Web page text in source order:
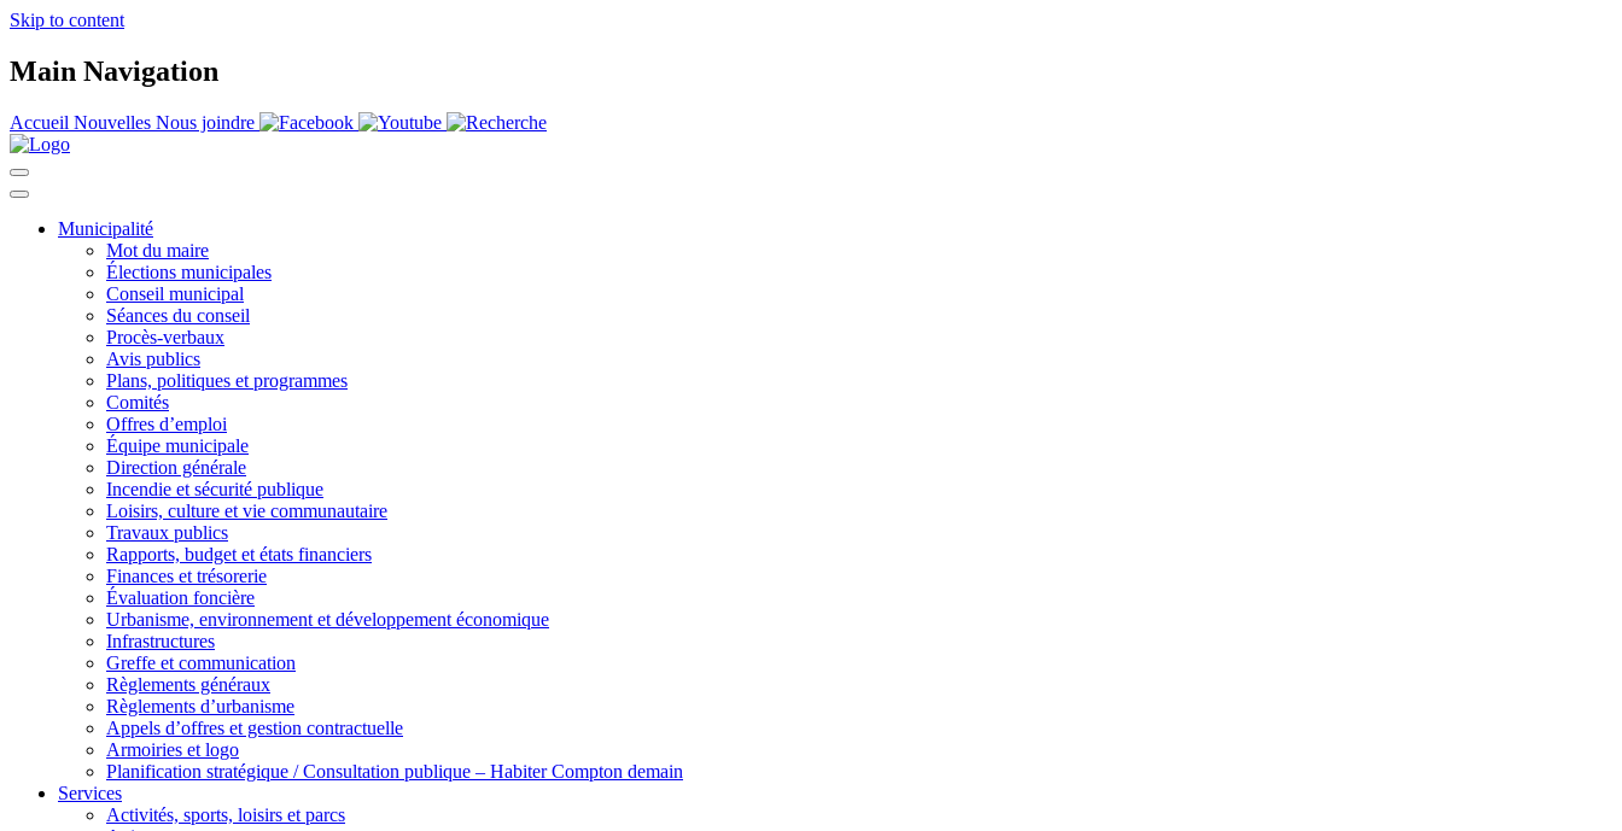
Skip to content
Main Navigation
Accueil Nouvelles Nous joindre
Municipalité
Mot du maire
Élections municipales
Conseil municipal
Séances du conseil
Procès-verbaux
Avis publics
Plans, politiques et programmes
Comités
Offres d’emploi
Équipe municipale
Direction générale
Incendie et sécurité publique
Loisirs, culture et vie communautaire
Travaux publics
Rapports, budget et états financiers
Finances et trésorerie
Évaluation foncière
Urbanisme, environnement et développement économique
Infrastructures
Greffe et communication
Règlements généraux
Règlements d’urbanisme
Appels d’offres et gestion contractuelle
Armoiries et logo
Planification stratégique / Consultation publique – Habiter Compton demain
Services
Activités, sports, loisirs et parcs